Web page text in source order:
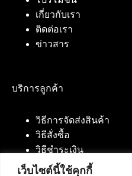
เว็บไซต์นี้ใช้คุกกี้
เกี่ยวกับเรา
ติดต่อเรา
ข่าวสาร
บริการลูกค้า
วิธีการจัดส่งสินค้า
วิธีสั่งซื้อ
วิธีชำระเงิน